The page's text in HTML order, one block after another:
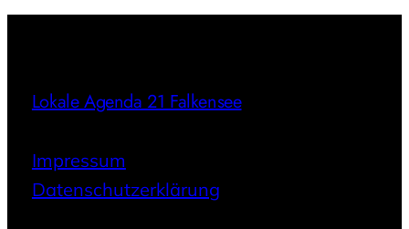
Lokale Agenda 21 Falkensee
Impressum
Datenschutzerklärung